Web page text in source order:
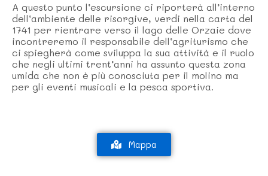
A questo punto l’escursione ci riporterà all’interno
dell’ambiente delle risorgive, verdi nella carta del
1741 per rientrare verso il lago delle Orzaie dove
incontreremo il responsabile dell’agriturismo che
ci spiegherà come sviluppa la sua attività e il ruolo
che negli ultimi trent’anni ha assunto questa zona
umida che non è più conosciuta per il molino ma
per gli eventi musicali e la pesca sportiva.
Mappa